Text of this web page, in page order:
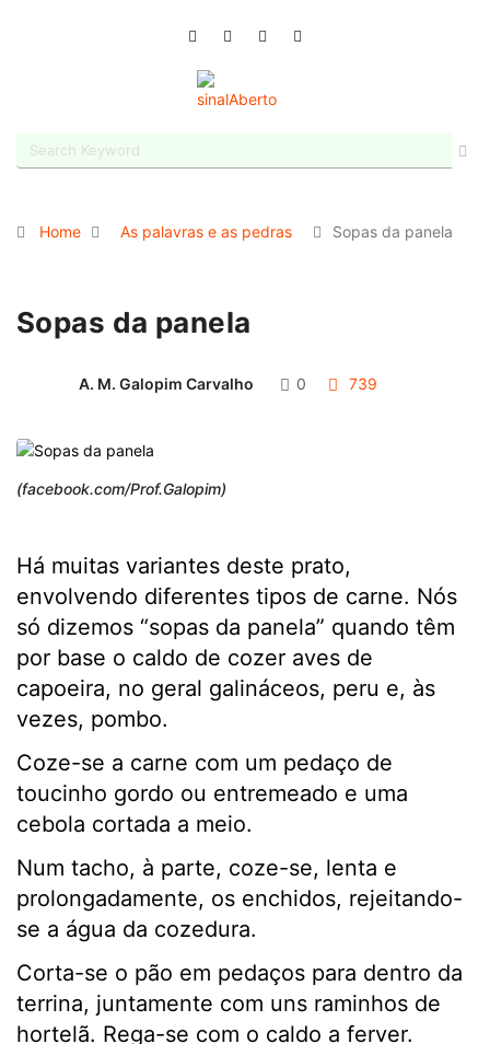
Home As palavras e as pedras Sopas da panela
Sopas da panela
A. M. Galopim Carvalho 0 739
(facebook.com/Prof.Galopim)
Há muitas variantes deste prato,
envolvendo diferentes tipos de carne. Nós
só dizemos “sopas da panela” quando têm
por base o caldo de cozer aves de
capoeira, no geral galináceos, peru e, às
vezes, pombo.
Coze-se a carne com um pedaço de
toucinho gordo ou entremeado e uma
cebola cortada a meio.
Num tacho, à parte, coze-se, lenta e
prolongadamente, os enchidos, rejeitando-
se a água da cozedura.
Corta-se o pão em pedaços para dentro da
terrina, juntamente com uns raminhos de
hortelã. Rega-se com o caldo a ferver.